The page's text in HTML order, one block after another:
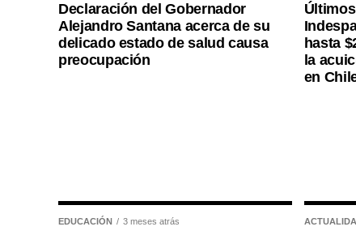
Declaración del Gobernador
Alejandro Santana acerca de su
delicado estado de salud causa
preocupación
hasta
la
en
EDUCACIÓN 3 meses atrás